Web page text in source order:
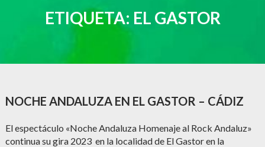
ETIQUETA: EL GASTOR
NOCHE ANDALUZA EN EL GASTOR – CÁDIZ
El espectáculo «Noche Andaluza Homenaje al Rock Andaluz»
continua su gira 2023 en la localidad de El Gastor en la